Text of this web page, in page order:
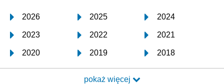
2026 2025 2024
2023 2022 2021
2020 2019 2018
2017 2016 2015
pokaż więcej